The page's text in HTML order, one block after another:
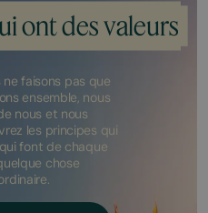
ont des valeurs
faisons pas que
ensemble, nous
nous et nous
les principes qui
font de chaque
chose